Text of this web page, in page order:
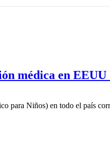
médica en EEUU
para Niños) en todo el país